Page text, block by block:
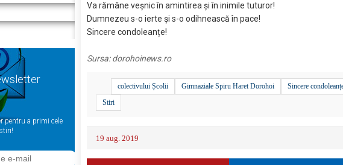
pentru a primi cele
Va rămâne veșnic în amintirea și în inimile tuturor!
Dumnezeu s-o ierte și s-o odihnească în pace!
Sincere condoleanțe!
Sursa:dorohoinews.ro
colectivului Școlii Gimnaziale Spiru Haret Dorohoi
Sincere
Stiri
19 aug. 2019